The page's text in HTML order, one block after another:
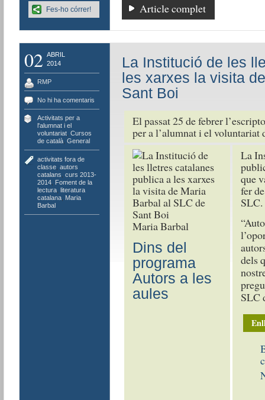
Article complet
Fes-ho córrer!
02 ABRIL
2014
RMP
No hi ha comentaris
Activitats per a
l'alumnat i el
voluntariat, Cursos
de català, General
activitats fora de
classe, autors
catalans curs 2013-
2014, Foment de la
lectura, literatura
catalana, Maria
Barbal
La Institució de les
les xarxes la visita
Sant Boi
El passat 25 de febrer
per a l’alumnat i el voluntariat
Maria Barbal
Dins del
programa
Autors a les
aules
La
que
fer
SLC.
dels
SLC